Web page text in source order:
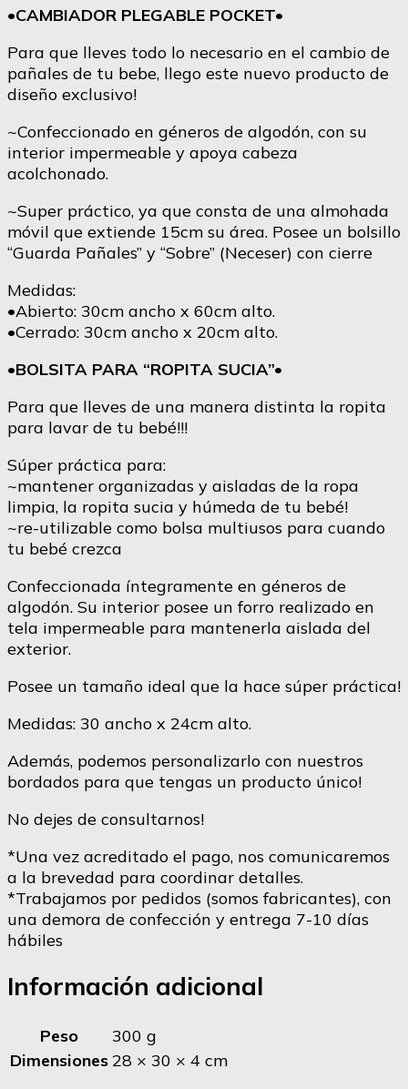
•CAMBIADOR PLEGABLE POCKET•
Para que lleves todo lo necesario en el cambio de
pañales de tu bebe, llego este nuevo producto de
diseño exclusivo!
~Confeccionado en géneros de algodón, con su
interior impermeable y apoya cabeza
acolchonado.
~Super práctico, ya que consta de una almohada
móvil que extiende 15cm su área. Posee un bolsillo
“Guarda Pañales” y “Sobre” (Neceser) con cierre
Medidas:
•Abierto: 30cm ancho x 60cm alto.
•Cerrado: 30cm ancho x 20cm alto.
•BOLSITA PARA “ROPITA SUCIA”•
Para que lleves de una manera distinta la ropita
para lavar de tu bebé!!!
Súper práctica para:
~mantener organizadas y aisladas de la ropa
limpia, la ropita sucia y húmeda de tu bebé!
~re-utilizable como bolsa multiusos para cuando
tu bebé crezca
Confeccionada íntegramente en géneros de
algodón. Su interior posee un forro realizado en
tela impermeable para mantenerla aislada del
exterior.
Posee un tamaño ideal que la hace súper práctica!
Medidas: 30 ancho x 24cm alto.
Además, podemos personalizarlo con nuestros
bordados para que tengas un producto único!
No dejes de consultarnos!
*Una vez acreditado el pago, nos comunicaremos
a la brevedad para coordinar detalles.
*Trabajamos por pedidos (somos fabricantes), con
una demora de confección y entrega 7-10 días
hábiles
Información adicional
Peso
300 g
Dimensiones28 × 30 × 4 cm